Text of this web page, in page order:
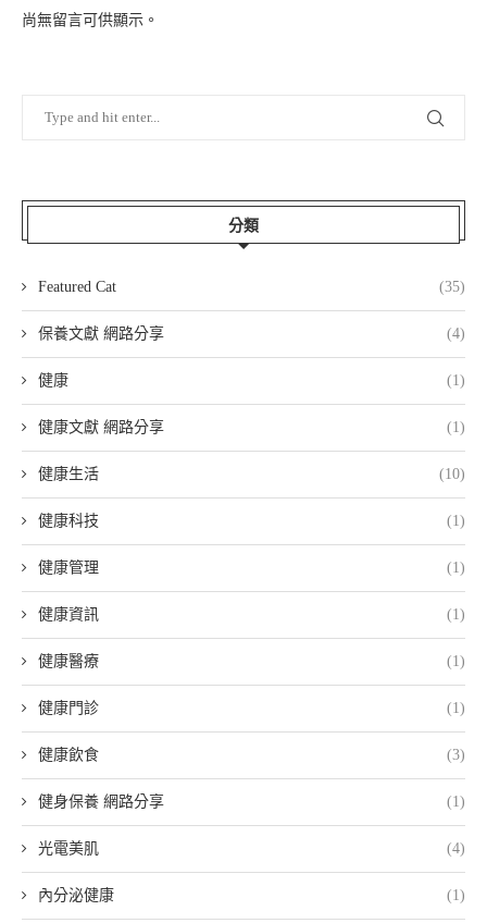
尚無留言可供顯示。
分類
Featured Cat (35)
保養文獻 網路分享 (4)
健康 (1)
健康文獻 網路分享 (1)
健康生活 (10)
健康科技 (1)
健康管理 (1)
健康資訊 (1)
健康醫療 (1)
健康門診 (1)
健康飲食 (3)
健身保養 網路分享 (1)
光電美肌 (4)
內分泌健康 (1)